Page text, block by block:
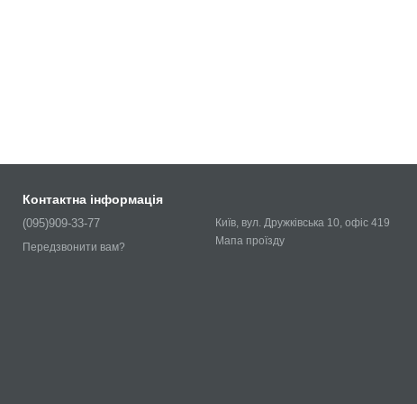
Контактна інформація
(095)909-33-77
Передзвонити вам?
Київ, вул. Дружківська 10, офіс 419
Мапа проїзду